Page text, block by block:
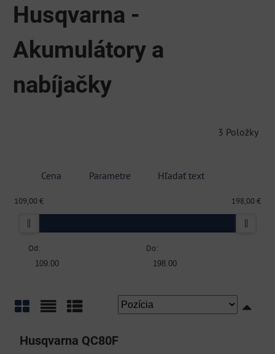
Husqvarna -
Akumulátory a
nabíjačky
3 Položky
Cena Parametre Hľadať text
Od: Do:
109,00 € 198,00 €
Husqvarna QC80F